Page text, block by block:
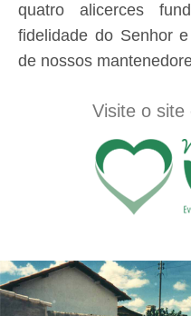
quatro alicerces
fidelidade do Senhor
de nossos
Visite o site